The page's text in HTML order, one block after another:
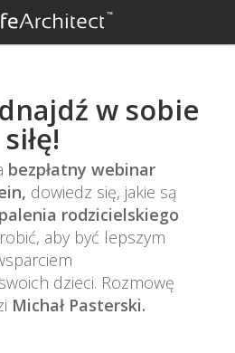
w sobie
siłę!
bezpłatny webinar
dowiedz się, jakie są
rodzicielskiego
aby być lepszym
dzieci. Rozmowę
Michał Pasterski.